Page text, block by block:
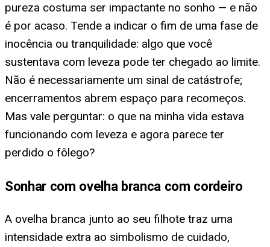
pureza costuma ser impactante no sonho — e não
é por acaso. Tende a indicar o fim de uma fase de
inocência ou tranquilidade: algo que você
sustentava com leveza pode ter chegado ao limite.
Não é necessariamente um sinal de catástrofe;
encerramentos abrem espaço para recomeços.
Mas vale perguntar: o que na minha vida estava
funcionando com leveza e agora parece ter
perdido o fôlego?
Sonhar com ovelha branca com cordeiro
A ovelha branca junto ao seu filhote traz uma
intensidade extra ao simbolismo de cuidado,